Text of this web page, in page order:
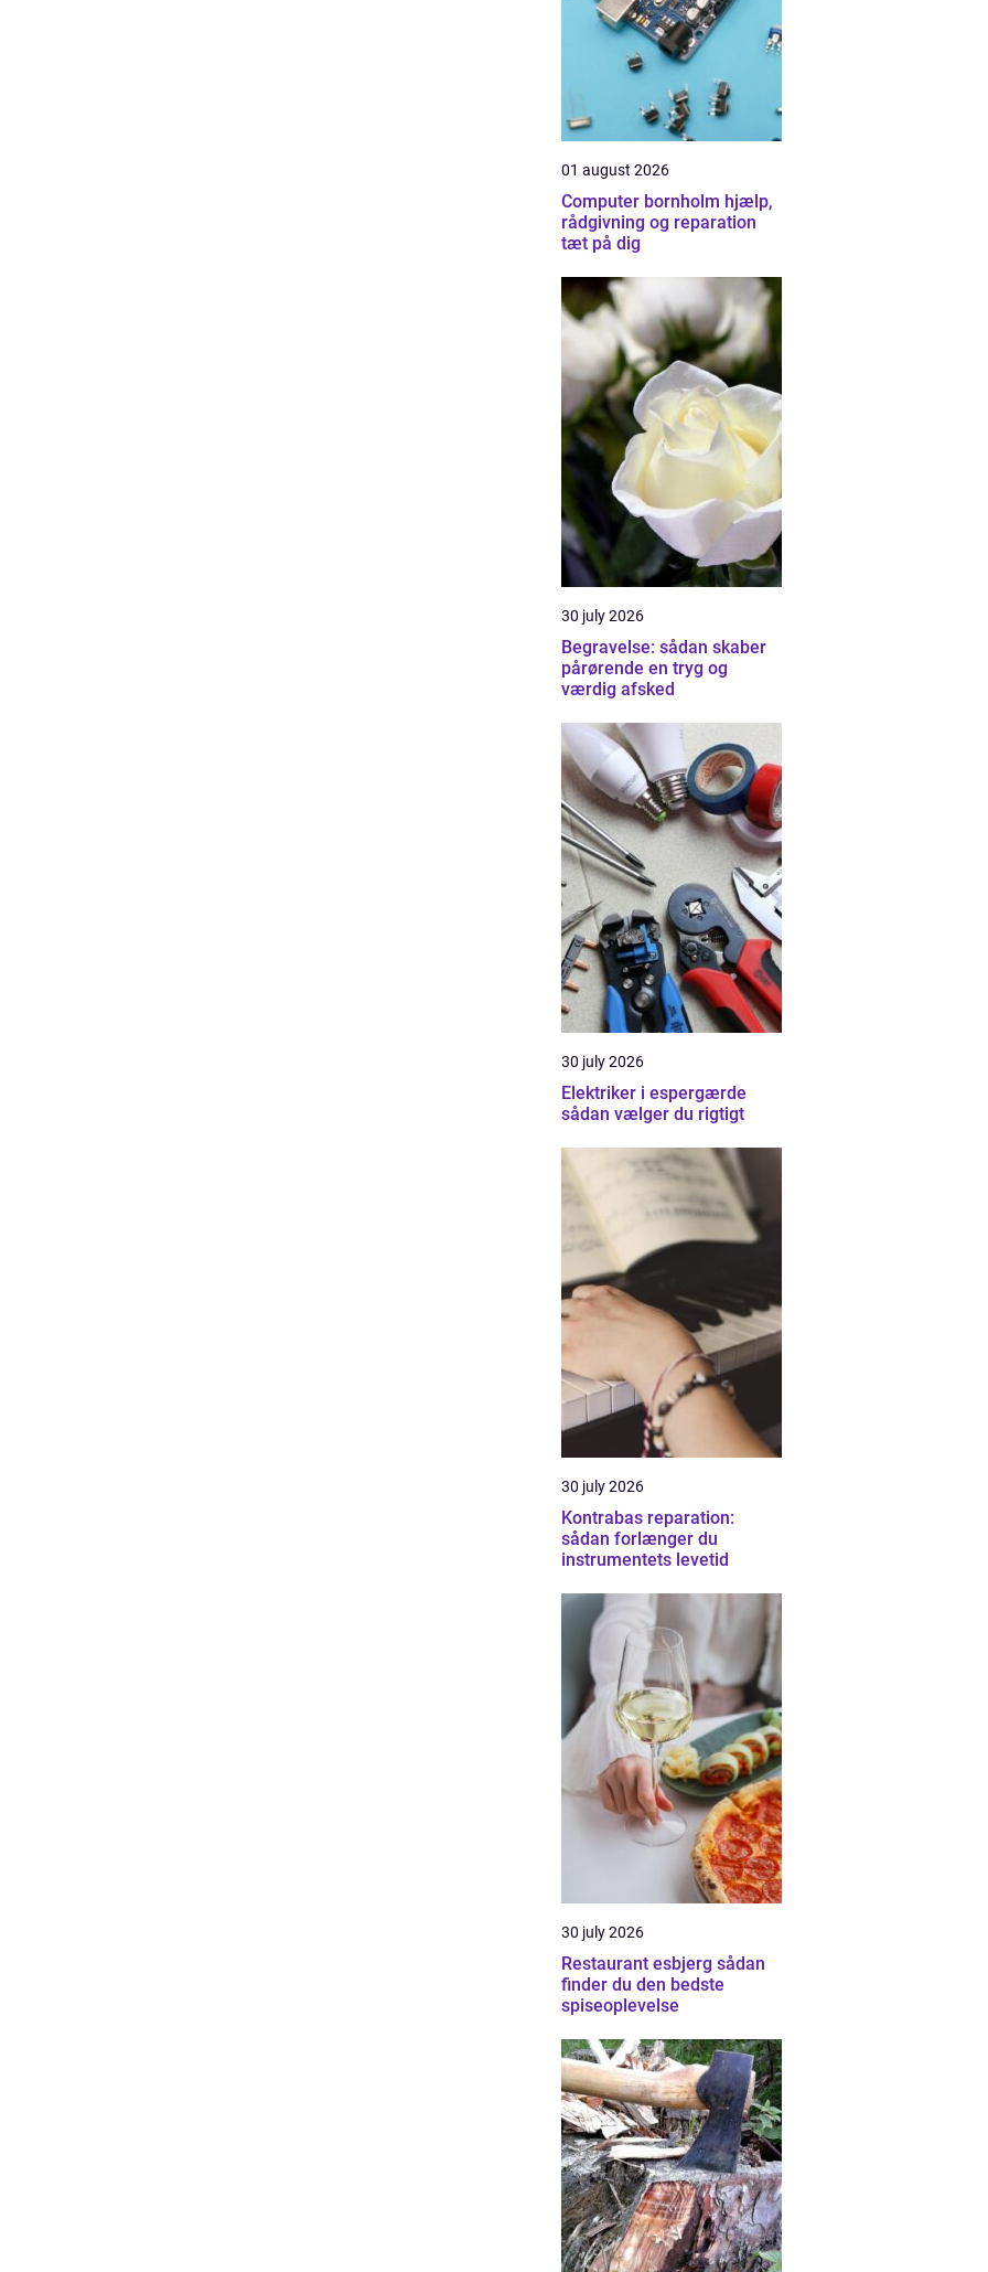
01 august 2026
Computer bornholm hjælp,
rådgivning og reparation
tæt på dig
30 july 2026
Begravelse: sådan skaber
pårørende en tryg og
værdig afsked
30 july 2026
Elektriker i espergærde
sådan vælger du rigtigt
30 july 2026
Kontrabas reparation:
sådan forlænger du
instrumentets levetid
30 july 2026
Restaurant esbjerg sådan
finder du den bedste
spiseoplevelse